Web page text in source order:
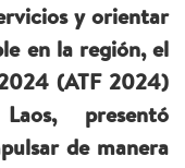
y orientar
en la región, el
(ATF 2024)
presentó
de manera